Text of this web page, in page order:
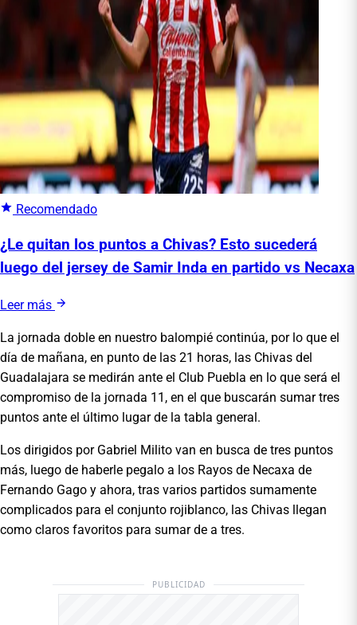
Recomendado
¿Le quitan los puntos a Chivas? Esto sucederá
luego del jersey de Samir Inda en partido vs Necaxa
Leer más
La jornada doble en nuestro balompié continúa, por lo que el
día de mañana, en punto de las 21 horas, las Chivas del
Guadalajara se medirán ante el Club Puebla en lo que será el
compromiso de la jornada 11, en el que buscarán sumar tres
puntos ante el último lugar de la tabla general.
Los dirigidos por Gabriel Milito van en busca de tres puntos
más, luego de haberle pegalo a los Rayos de Necaxa de
Fernando Gago y ahora, tras varios partidos sumamente
complicados para el conjunto rojiblanco, las Chivas llegan
como claros favoritos para sumar de a tres.
PUBLICIDAD